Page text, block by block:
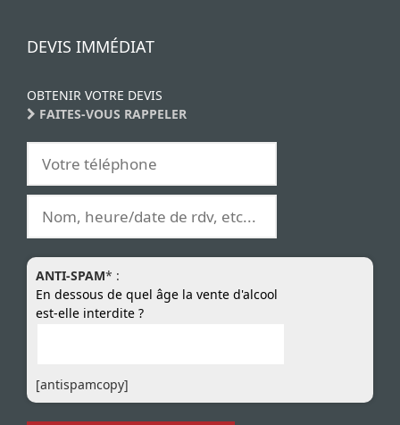
DEVIS IMMÉDIAT
OBTENIR VOTRE DEVIS
FAITES-VOUS RAPPELER
ANTI-SPAM* :
En dessous de quel âge la vente d'alcool
est-elle interdite ?
[antispamcopy]